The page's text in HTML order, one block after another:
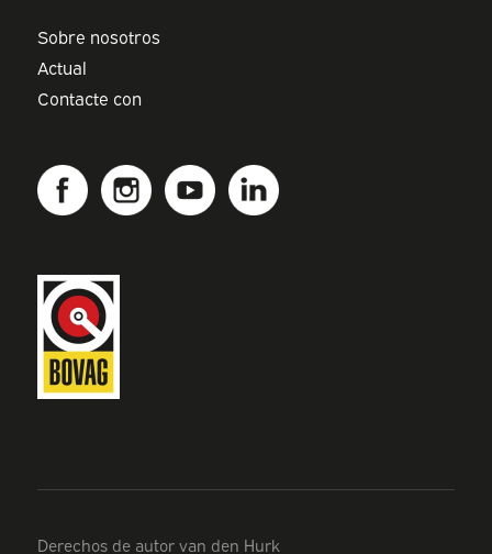
Sobre nosotros
Actual
Contacte con
Derechos de autor van den Hurk